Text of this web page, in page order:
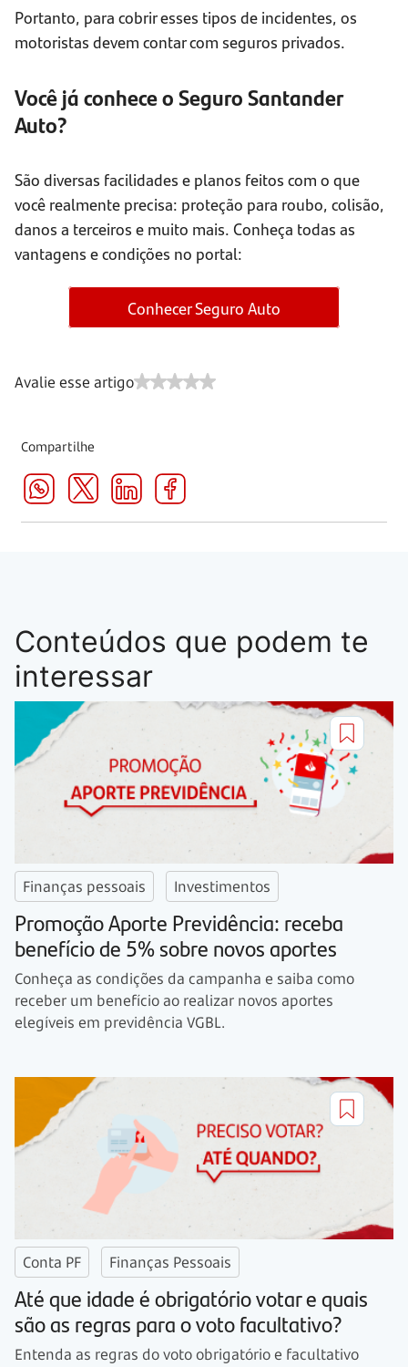
Portanto, para cobrir esses tipos de incidentes, os
motoristas devem contar com seguros privados.
Você já conhece o Seguro Santander
Auto?
São diversas facilidades e planos feitos com o que
você realmente precisa: proteção para roubo, colisão,
danos a terceiros e muito mais. Conheça todas as
vantagens e condições no portal:
Conhecer Seguro Auto
Avalie esse artigo
Compartilhe
Conteúdos que podem te
interessar
Finanças pessoais Investimentos
Promoção Aporte Previdência: receba
benefício de 5% sobre novos aportes
Conheça as condições da campanha e saiba como
receber um benefício ao realizar novos aportes
elegíveis em previdência VGBL.
Conta PF Finanças Pessoais
Até que idade é obrigatório votar e quais
são as regras para o voto facultativo?
Entenda as regras do voto obrigatório e facultativo